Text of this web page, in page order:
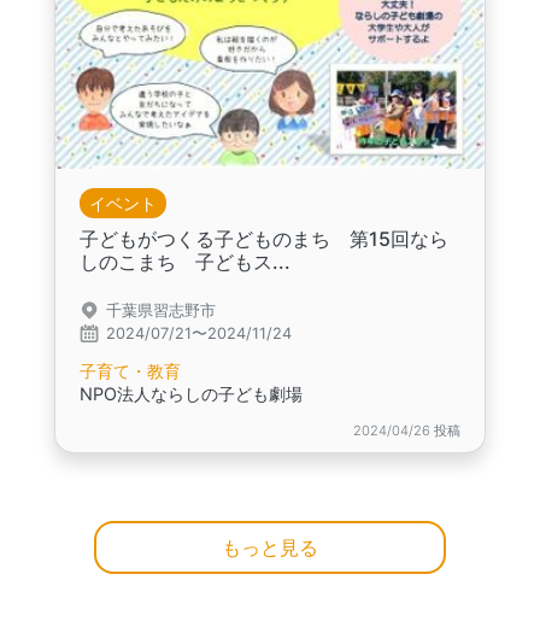
イベント
子どもがつくる子どものまち 第15回なら
しのこまち 子どもス...
千葉県習志野市
2024/07/21〜2024/11/24
子育て・教育
NPO法人ならしの子ども劇場
2024/04/26 投稿
もっと見る